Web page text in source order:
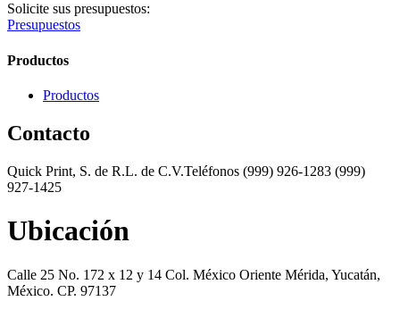
Solicite sus presupuestos:
Presupuestos
Productos
Productos
Contacto
Quick Print, S. de R.L. de C.V.Teléfonos (999) 926-1283 (999)
927-1425
Ubicación
Calle 25 No. 172 x 12 y 14 Col. México Oriente Mérida, Yucatán,
México. CP. 97137